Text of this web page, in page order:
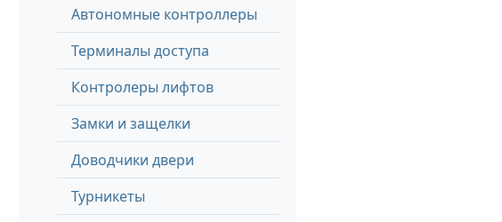
Автономные контроллеры
Терминалы доступа
Контролеры лифтов
Замки и защелки
Доводчики двери
Турникеты